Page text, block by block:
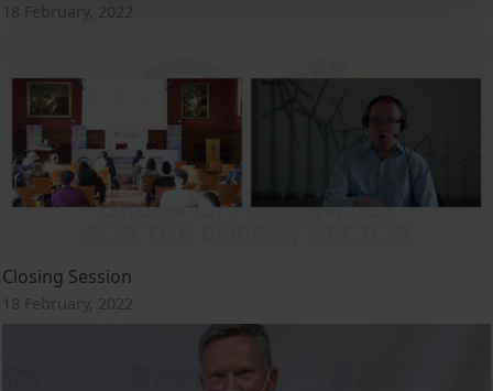
18 February, 2022
Closing Session
18 February, 2022